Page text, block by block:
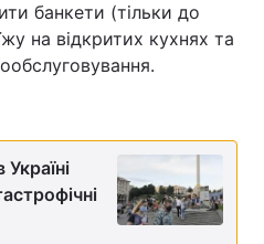
банкети (тільки до
на відкритих кухнях та